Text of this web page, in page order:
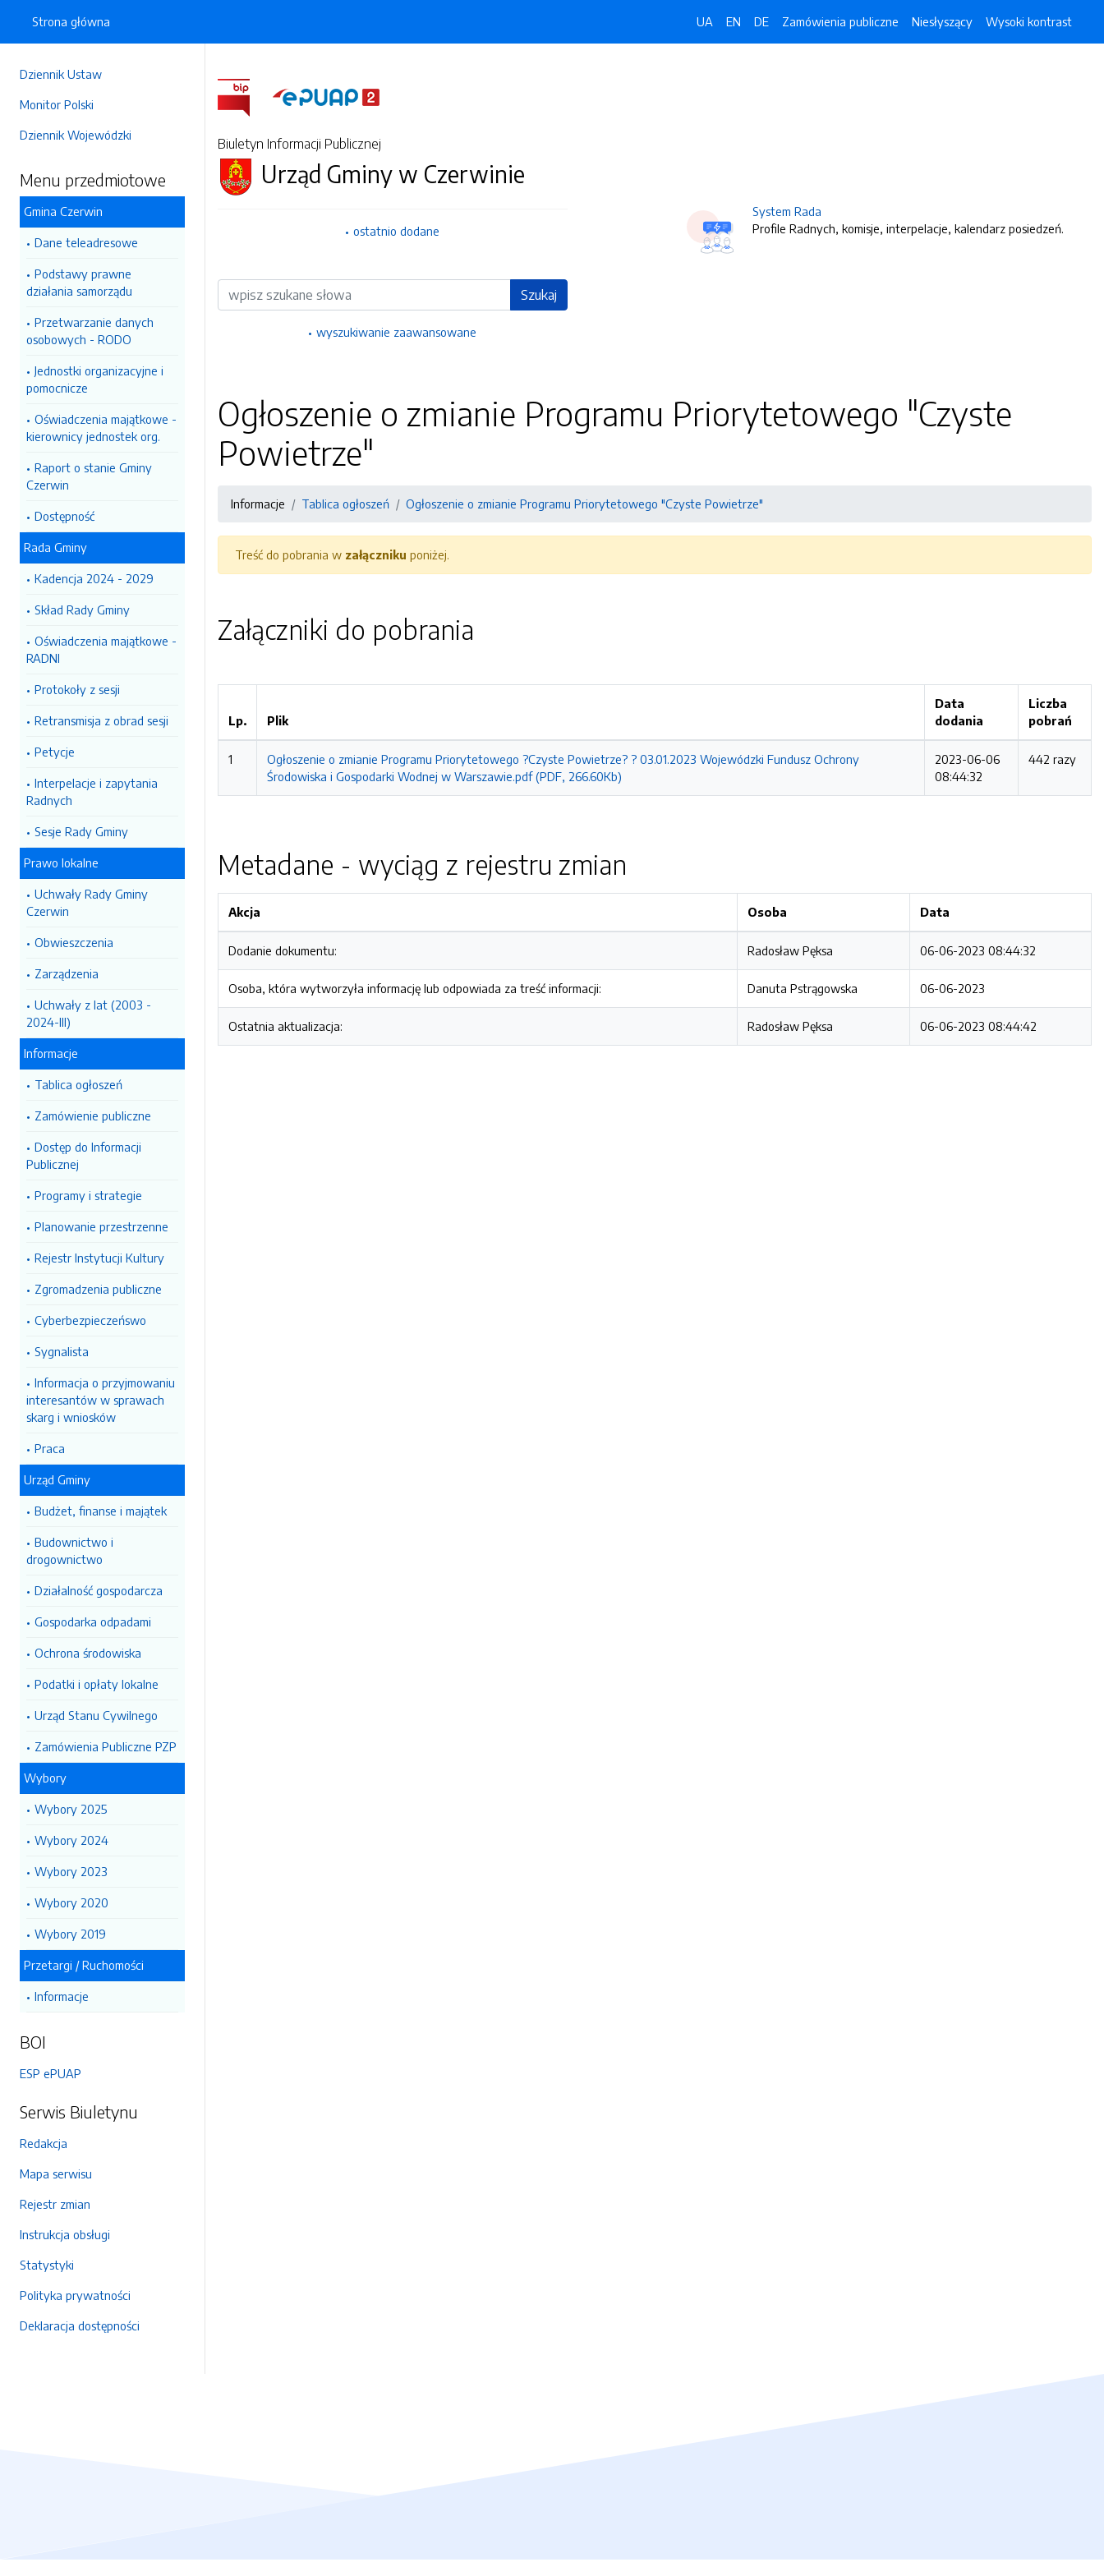
Dziennik Ustaw
Monitor Polski
Dziennik Wojewódzki
Menu przedmiotowe
Gmina Czerwin
Dane teleadresowe
Podstawy prawne
działania samorządu
Przetwarzanie danych
osobowych - RODO
Jednostki organizacyjne i
pomocnicze
Oświadczenia majątkowe -
kierownicy jednostek org.
Raport o stanie Gminy
Czerwin
Dostępność
Rada Gminy
Kadencja 2024 - 2029
Skład Rady Gminy
Oświadczenia majątkowe -
RADNI
Protokoły z sesji
Retransmisja z obrad sesji
Petycje
Interpelacje i zapytania
Radnych
Sesje Rady Gminy
Prawo lokalne
Uchwały Rady Gminy
Czerwin
Obwieszczenia
Zarządzenia
Uchwały z lat (2003 -
2024-III)
Informacje
Tablica ogłoszeń
Zamówienie publiczne
Dostęp do Informacji
Publicznej
Programy i strategie
Planowanie przestrzenne
Rejestr Instytucji Kultury
Zgromadzenia publiczne
Cyberbezpieczeńswo
Sygnalista
Informacja o przyjmowaniu
interesantów w sprawach
skarg i wniosków
Praca
Urząd Gminy
Budżet, finanse i majątek
Budownictwo i
drogownictwo
Działalność gospodarcza
Gospodarka odpadami
Ochrona środowiska
Podatki i opłaty lokalne
Urząd Stanu Cywilnego
Zamówienia Publiczne PZP
Wybory
Wybory 2025
Wybory 2024
Wybory 2023
Wybory 2020
Wybory 2019
Przetargi / Ruchomości
Informacje
BOI
ESP ePUAP
Serwis Biuletynu
Redakcja
Mapa serwisu
Rejestr zmian
Instrukcja obsługi
Statystyki
Polityka prywatności
Deklaracja dostępności
Strona główna UA EN DE Zamówienia publiczne Niesłyszący Wysoki kontrast
Biuletyn Informacji Publicznej
Urząd Gminy w Czerwinie
ostatnio dodane
Wyszukiwarka Szukaj
wyszukiwanie zaawansowane
System Rada
Profile Radnych, komisje, interpelacje, kalendarz posiedzeń.
Ogłoszenie o zmianie Programu Priorytetowego "Czyste
Powietrze"
Informacje Tablica ogłoszeń Ogłoszenie o zmianie Programu Priorytetowego "Czyste Powietrze"
Treść do pobrania w załączniku poniżej.
Załączniki do pobrania
Lp. Plik
Data
dodania
Liczba
pobrań
1
Ogłoszenie o zmianie Programu Priorytetowego ?Czyste Powietrze? ? 03.01.2023 Wojewódzki Fundusz Ochrony
Środowiska i Gospodarki Wodnej w Warszawie.pdf (PDF, 266.60Kb)
2023-06-06
08:44:32
442 razy
Metadane - wyciąg z rejestru zmian
Akcja Osoba Data
Dodanie dokumentu: Radosław Pęksa 06-06-2023 08:44:32
Osoba, która wytworzyła informację lub odpowiada za treść informacji: Danuta Pstrągowska 06-06-2023
Ostatnia aktualizacja: Radosław Pęksa 06-06-2023 08:44:42